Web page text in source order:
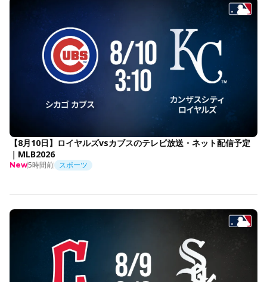
【8月10日】ロイヤルズvsカブスのテレビ放送・ネット配信予定
｜MLB2026
New5時間前 スポーツ